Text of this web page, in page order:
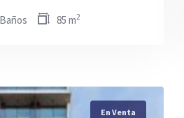
85 m2
En Venta
En Venta
En Venta